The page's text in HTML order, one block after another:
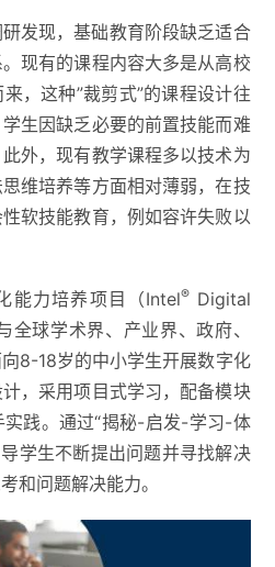
发现，基础教育阶段缺乏适合
现有的课程内容大多是从高校
，这种”裁剪式”的课程设计往
生因缺乏必要的前置技能而难
外，现有教学课程多以技术为
维培养等方面相对薄弱，在技
软技能教育，例如容许失败以
能力培养项目（Intel® Digital
球学术界、产业界、政府、
8-18岁的中小学生开展数字化
，采用项目式学习，配备模块
践。通过“揭秘-启发-学习-体
学生不断提出问题并寻找解决
和问题解决能力。